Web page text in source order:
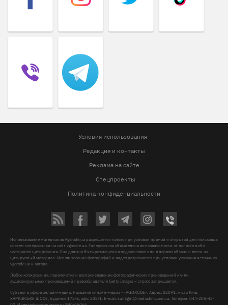
Условия использования
Редакция и контакты
Реклама на сайте
Спецпроекты
Политика конфиденциальности
Использование материалов Vgorode.ua разрешается только при условии прямой и открытой для поисковых
систем гиперссылки на сайт vgorode.ua. Гиперссылка обязательна вне зависимости от полного либо
частичного цитирования. Она должна быть размещена в подзаголовке или в первом абзаце и вести на
цитируемый материал. Использование фотографий и видео разрешается при условии указания источника
vgorode.ua и автора.
Любое копирование, перепечатка и воспроизведение фотографических произведений и/или
аудиовизуальных произведений правообладателя Getty Images – строго запрещается.
Субъект в сфере онлайн-медиа, Название онлайн-медиа - «VGORODE», Адрес: 02091, місто Київ,
ХАРКІВСЬКЕ ШОСЕ, будинок 172-Б, офіс 208/1, E-mail:sunlight@mediadim.com.ua, Телефон: 044-205-43-